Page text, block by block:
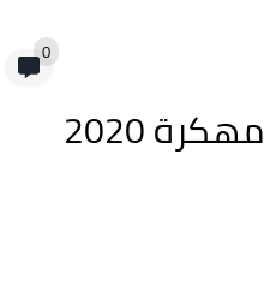
0
تحميل لعبة Train Taxi للاندرويد (النسخة الاخيرة) مهكرة 2020